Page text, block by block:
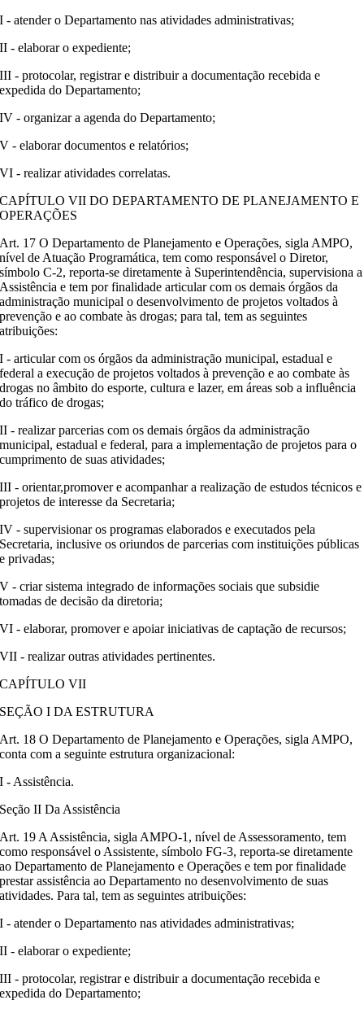
I - atender o Departamento nas atividades administrativas;
II - elaborar o expediente;
III - protocolar, registrar e distribuir a documentação recebida e
expedida do Departamento;
IV - organizar a agenda do Departamento;
V - elaborar documentos e relatórios;
VI - realizar atividades correlatas.
CAPÍTULO VII DO DEPARTAMENTO DE PLANEJAMENTO E
OPERAÇÕES
Art. 17 O Departamento de Planejamento e Operações, sigla AMPO,
nível de Atuação Programática, tem como responsável o Diretor,
símbolo C-2, reporta-se diretamente à Superintendência, supervisiona a
Assistência e tem por finalidade articular com os demais órgãos da
administração municipal o desenvolvimento de projetos voltados à
prevenção e ao combate às drogas; para tal, tem as seguintes
atribuições:
I - articular com os órgãos da administração municipal, estadual e
federal a execução de projetos voltados à prevenção e ao combate às
drogas no âmbito do esporte, cultura e lazer, em áreas sob a influência
do tráfico de drogas;
II - realizar parcerias com os demais órgãos da administração
municipal, estadual e federal, para a implementação de projetos para o
cumprimento de suas atividades;
III - orientar,promover e acompanhar a realização de estudos técnicos e
projetos de interesse da Secretaria;
IV - supervisionar os programas elaborados e executados pela
Secretaria, inclusive os oriundos de parcerias com instituições públicas
e privadas;
V - criar sistema integrado de informações sociais que subsidie
tomadas de decisão da diretoria;
VI - elaborar, promover e apoiar iniciativas de captação de recursos;
VII - realizar outras atividades pertinentes.
CAPÍTULO VII
SEÇÃO I DA ESTRUTURA
Art. 18 O Departamento de Planejamento e Operações, sigla AMPO,
conta com a seguinte estrutura organizacional:
I - Assistência.
Seção II Da Assistência
Art. 19 A Assistência, sigla AMPO-1, nível de Assessoramento, tem
como responsável o Assistente, símbolo FG-3, reporta-se diretamente
ao Departamento de Planejamento e Operações e tem por finalidade
prestar assistência ao Departamento no desenvolvimento de suas
atividades. Para tal, tem as seguintes atribuições:
I - atender o Departamento nas atividades administrativas;
II - elaborar o expediente;
III - protocolar, registrar e distribuir a documentação recebida e
expedida do Departamento;